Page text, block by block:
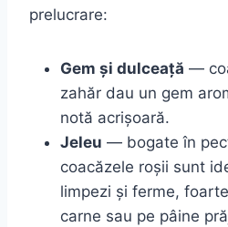
prelucrare:
Gem și dulceață —
zahăr dau un gem
notă acrișoară.
Jeleu — bogate în
coacăzele roșii sunt
limpezi și ferme,
carne sau pe pâine